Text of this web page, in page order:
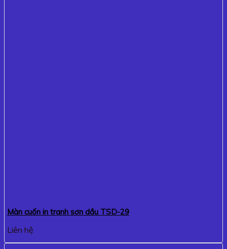
Màn cuốn in tranh sơn dầu TSD-29
Liên hệ